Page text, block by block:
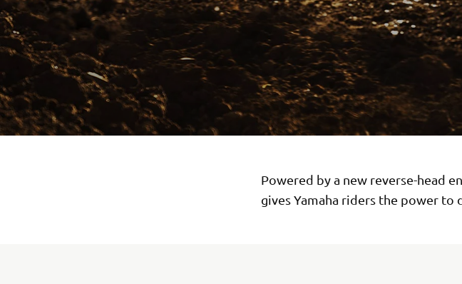
Powered by a new reverse-head
gives Yamaha riders the power to